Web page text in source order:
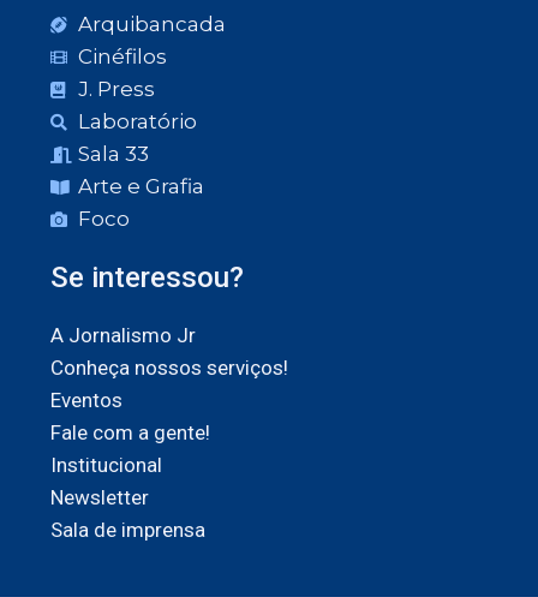
Arquibancada
Cinéfilos
J. Press
Laboratório
Sala 33
Arte e Grafia
Foco
Se interessou?
A Jornalismo Jr
Conheça nossos serviços!
Eventos
Fale com a gente!
Institucional
Newsletter
Sala de imprensa